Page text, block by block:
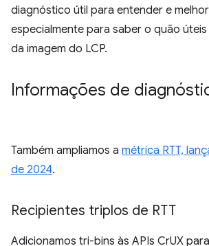
diagnóstico útil para entender e
especialmente para saber o quão
da imagem do LCP.
Informações de
Também ampliamos a métrica RTT,
de 2024.
Recipientes triplos de RTT
Adicionamos tri-bins às APIs CrUX